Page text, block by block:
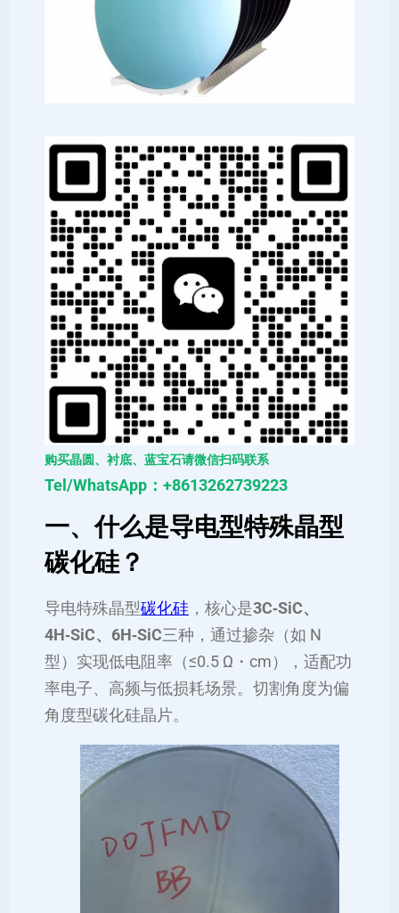
购买晶圆、衬底、蓝宝石请微信扫码联系
Tel/WhatsApp：+8613262739223
一、什么是导电型特殊晶型
碳化硅？
导电特殊晶型碳化硅 ，核心是3C‑SiC、
4H‑SiC、6H‑SiC三种，通过掺杂（如 N
型）实现低电阻率（≤0.5 Ω・cm），适配功
率电子、高频与低损耗场景。切割角度为偏
角度型碳化硅晶片。